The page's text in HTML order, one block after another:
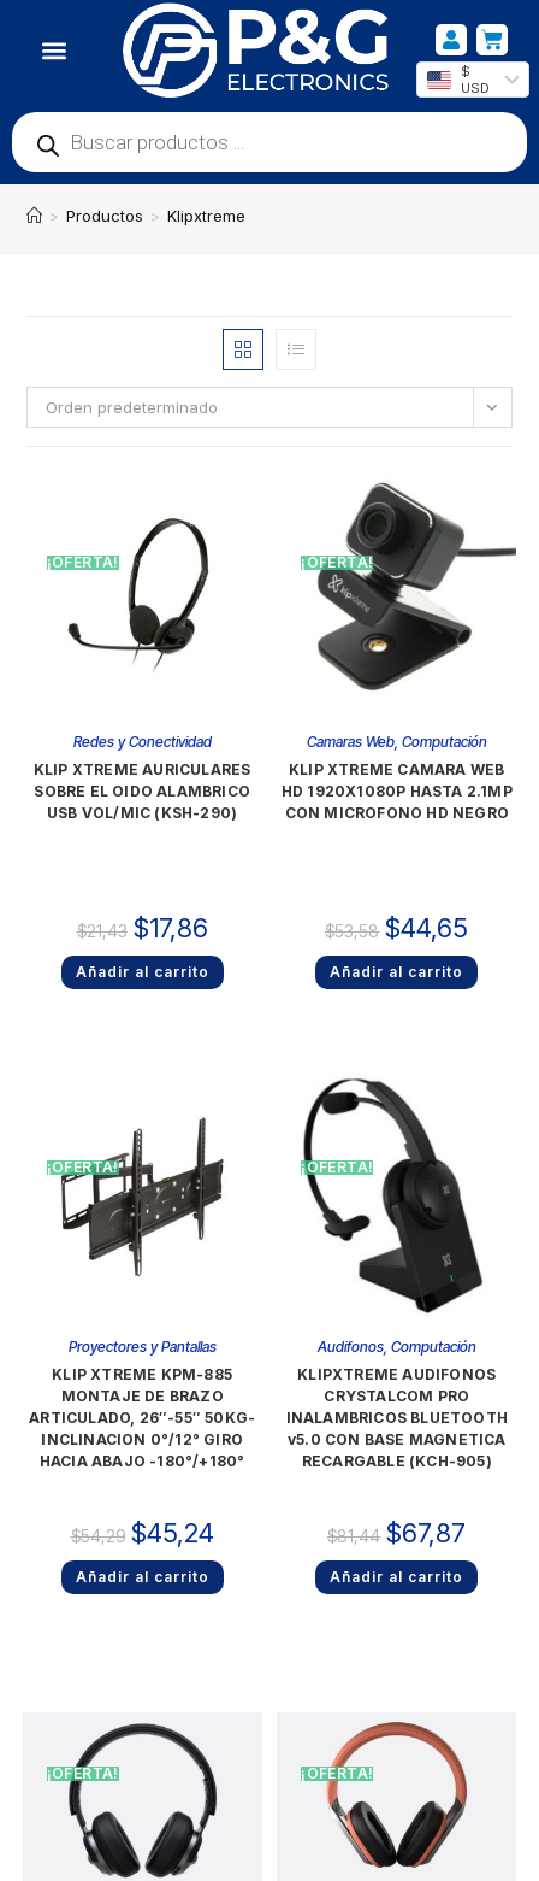
$
USD
> Productos > Klipxtreme
Orden predeterminado
¡OFERTA!
Redes y Conectividad
KLIP XTREME AURICULARES
SOBRE EL OIDO ALAMBRICO
USB VOL/MIC (KSH-290)
$21,43 $17,86
Añadir al carrito
¡OFERTA!
Camaras Web, Computación
KLIP XTREME CAMARA WEB
HD 1920X1080P HASTA 2.1MP
CON MICROFONO HD NEGRO
$53,58 $44,65
Añadir al carrito
¡OFERTA!
Proyectores y Pantallas
KLIP XTREME KPM-885
MONTAJE DE BRAZO
ARTICULADO, 26″-55″ 50KG-
INCLINACION 0°/12° GIRO
HACIA ABAJO -180°/+180°
$54,29 $45,24
Añadir al carrito
¡OFERTA!
Audifonos, Computación
KLIPXTREME AUDIFONOS
CRYSTALCOM PRO
INALAMBRICOS BLUETOOTH
v5.0 CON BASE MAGNETICA
RECARGABLE (KCH-905)
$81,44 $67,87
Añadir al carrito
¡OFERTA! ¡OFERTA!